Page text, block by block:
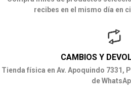
recibes en el mismo día en
CAMBIOS Y
Tienda física en Av. Apoquindo 7331,
de